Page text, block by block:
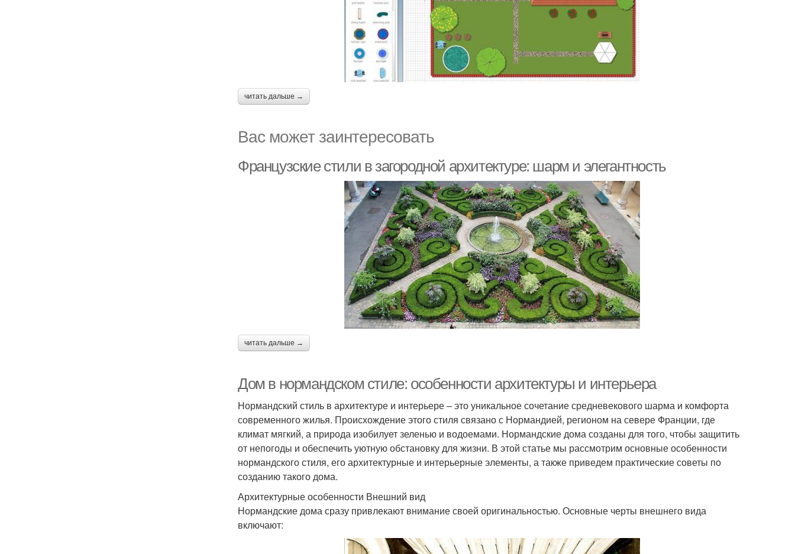
читать дальше →
Вас может заинтересовать
Французские стили в загородной архитектуре: шарм и элегантность
читать дальше →
Дом в нормандском стиле: особенности архитектуры и интерьера
Нормандский стиль в архитектуре и интерьере – это уникальное сочетание средневекового шарма и комфорта
современного жилья. Происхождение этого стиля связано с Нормандией, регионом на севере Франции, где
климат мягкий, а природа изобилует зеленью и водоемами. Нормандские дома созданы для того, чтобы защитить
от непогоды и обеспечить уютную обстановку для жизни. В этой статье мы рассмотрим основные особенности
нормандского стиля, его архитектурные и интерьерные элементы, а также приведем практические советы по
созданию такого дома.
Архитектурные особенности Внешний вид
Нормандские дома сразу привлекают внимание своей оригинальностью. Основные черты внешнего вида
включают: